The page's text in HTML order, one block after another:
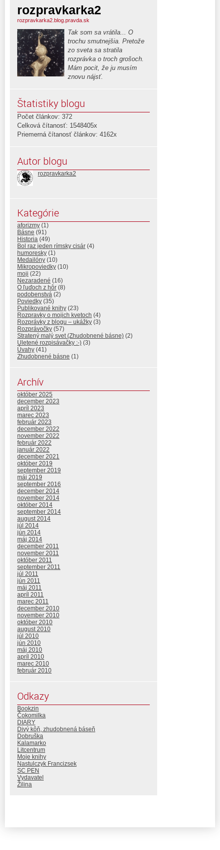
rozpravkarka2
rozpravkarka2.blog.pravda.sk
Tak som sa vrátila... O
trochu smutnejšia. Pretože
zo sveta sa stratila
rozprávka o troch grošoch.
Mám pocit, že ju musím
znovu nájsť.
Štatistiky blogu
Počet článkov: 372
Celková čítanosť: 1548405x
Priemerná čítanosť článkov: 4162x
Autor blogu
rozpravkarka2
Kategórie
aforizmy (1)
Básne (91)
Historia (49)
Bol raz jeden rímsky cisár (4)
humoresky (1)
Medailóny (10)
Mikropoviedky (10)
moji (22)
Nezaradené (16)
O ľuďoch z hôr (8)
podobenstvá (2)
Poviedky (35)
Publikované knihy (23)
Rozpravky o mojich kvetoch (4)
Rozprávky z blogu – ukážky (3)
Rozprávočky (57)
Stratený malý svet (Zhudobnené básne) (2)
Uletené rozpisávačky :-) (3)
Úvahy (41)
Zhudobnené básne (1)
Archív
október 2025
december 2023
apríl 2023
marec 2023
február 2023
december 2022
november 2022
február 2022
január 2022
december 2021
október 2019
september 2019
máj 2019
september 2016
december 2014
november 2014
október 2014
september 2014
august 2014
júl 2014
jún 2014
máj 2014
december 2011
november 2011
október 2011
september 2011
júl 2011
jún 2011
máj 2011
apríl 2011
marec 2011
december 2010
november 2010
október 2010
august 2010
júl 2010
jún 2010
máj 2010
apríl 2010
marec 2010
február 2010
Odkazy
Bookzin
Čokomilka
DIARY
Divý kôň, zhudobnená báseň
Dobruška
Kalamarko
Litcentrum
Moje knihy
Nastulczyk Francizsek
SC PEN
Vydavatel
Žilina